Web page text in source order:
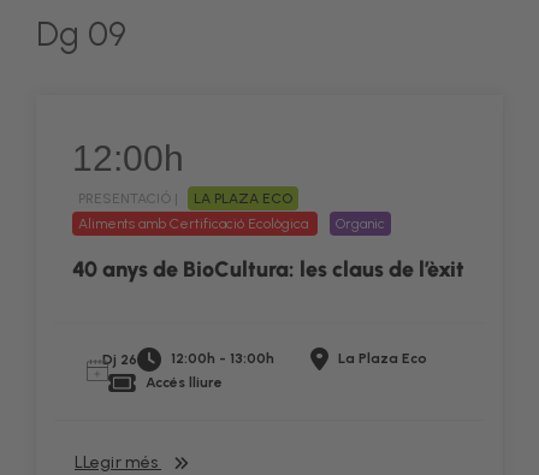
Dg 09
12:00h
PRESENTACIÓ |
LA PLAZA ECO
Aliments amb Certificació Ecològica
Organic
40 anys de BioCultura: les claus de l’èxit
Dj 26 12:00h - 13:00h
La Plaza Eco
Accés lliure
LLegir més